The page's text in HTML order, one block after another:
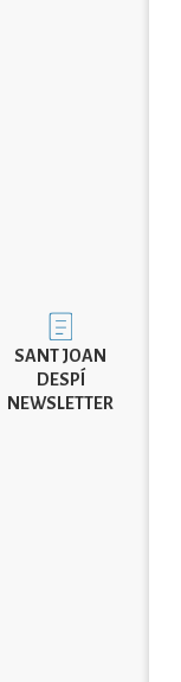
Imatge
SANT JOAN
DESPÍ
NEWSLETTER